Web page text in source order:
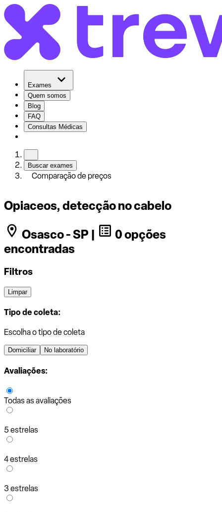
Exames
Quem somos
Blog
FAQ
Consultas Médicas
Buscar exames
Comparação de preços
Opiaceos, detecção no cabelo
Osasco - SP |
0 opções
encontradas
Filtros
Limpar
Tipo de coleta:
Escolha o tipo de coleta
Domiciliar No laboratório
Avaliações:
Todas as avaliações
5 estrelas
4 estrelas
3 estrelas